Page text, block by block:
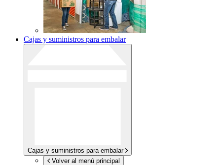
Cajas y suministros para embalar
Cajas y suministros para embalar
Volver al menú principal